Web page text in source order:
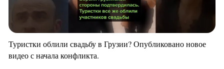
Туристки облили свадьбу в Грузии? Опубликовано новое
видео с начала конфликта.